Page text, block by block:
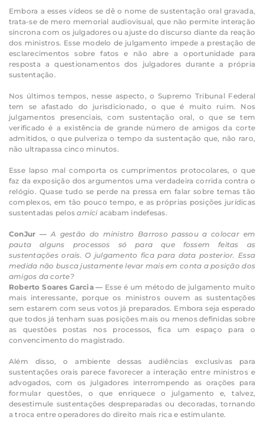
Embora a esses vídeos se dê o nome de sustentação oral gravada,
trata-se de mero memorial audiovisual, que não permite interação
síncrona com os julgadores ou ajuste do discurso diante da reação
dos ministros. Esse modelo de julgamento impede a prestação de
esclarecimentos sobre fatos e não abre a oportunidade para
resposta a questionamentos dos julgadores durante a própria
sustentação.
Nos últimos tempos, nesse aspecto, o Supremo Tribunal Federal
tem se afastado do jurisdicionado, o que é muito ruim. Nos
julgamentos presenciais, com sustentação oral, o que se tem
verificado é a existência de grande número de amigos da corte
admitidos, o que pulveriza o tempo da sustentação que, não raro,
não ultrapassa cinco minutos.
Esse lapso mal comporta os cumprimentos protocolares, o que
faz da exposição dos argumentos uma verdadeira corrida contra o
relógio. Quase tudo se perde na pressa em falar sobre temas tão
complexos, em tão pouco tempo, e as próprias posições jurídicas
sustentadas pelosamiciacabam indefesas.
ConJur — A gestão do ministro Barroso passou a colocar em
pauta alguns processos só para que fossem feitas as
sustentações orais. O julgamento fica para data posterior. Essa
medida não busca justamente levar mais em conta a posição dos
amigos da corte?
Roberto Soares Garcia — Esse é um método de julgamento muito
mais interessante, porque os ministros ouvem as sustentações
sem estarem com seus votos já preparados. Embora seja esperado
que todos já tenham suas posições mais ou menos definidas sobre
as questões postas nos processos, fica um espaço para o
convencimento do magistrado.
Além disso, o ambiente dessas audiências exclusivas para
sustentações orais parece favorecer a interação entre ministros e
advogados, com os julgadores interrompendo as orações para
formular questões, o que enriquece o julgamento e, talvez,
desestimule sustentações despreparadas ou decoradas, tornando
a troca entre operadores do direito mais rica e estimulante.